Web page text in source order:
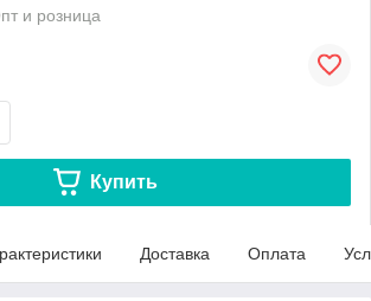
и розница
Купить
Доставка Оплата